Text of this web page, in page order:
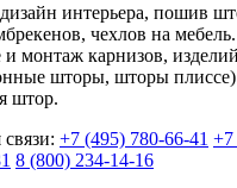
интерьера, пошив
чехлов на
и монтаж карнизов,
шторы, шторы
штор.
+7 (495) 780-66-41 +7
8 (800) 234-14-16